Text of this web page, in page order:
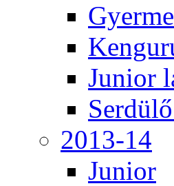
Junior
2013-14
Junior